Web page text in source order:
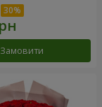
Замовити